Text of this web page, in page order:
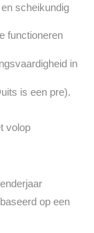
scheikundig
functioneren
in
is een pre).
volop
op een